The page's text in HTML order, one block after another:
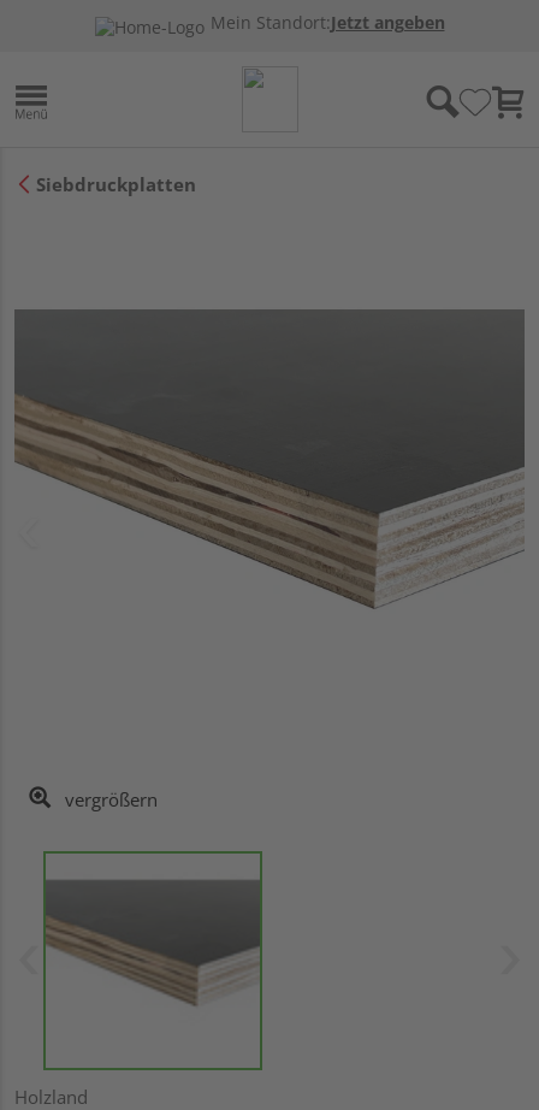
Mein Standort:Jetzt angeben
Siebdruckplatten
vergrößern
Holzland